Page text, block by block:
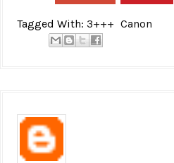
Tagged With: 3+++ Canon